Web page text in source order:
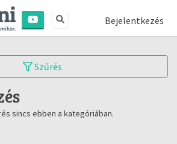
Bejelentkezés
Szűrés
sincs ebben a kategóriában.